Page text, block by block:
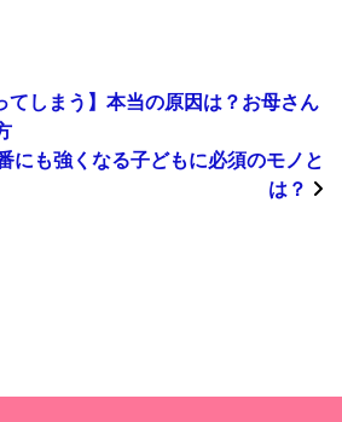
てしまう】本当の原因は？お母さん
にも強くなる子どもに必須のモノと
は？